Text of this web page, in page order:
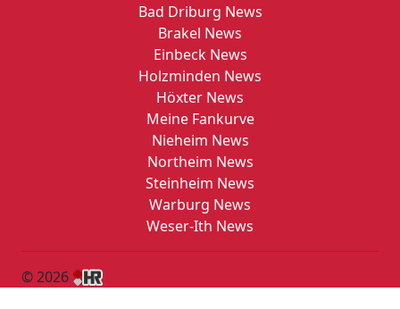
Bad Driburg News
Brakel News
Einbeck News
Holzminden News
Höxter News
Meine Fankurve
Nieheim News
Northeim News
Steinheim News
Warburg News
Weser-Ith News
© 2026